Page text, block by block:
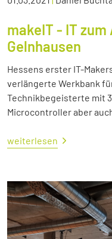
makeIT - IT
Gelnhausen
Hessens erster IT-
verlängerte Werkbank
Technikbegeisterte mit
Microcontroller aber
weiterlesen